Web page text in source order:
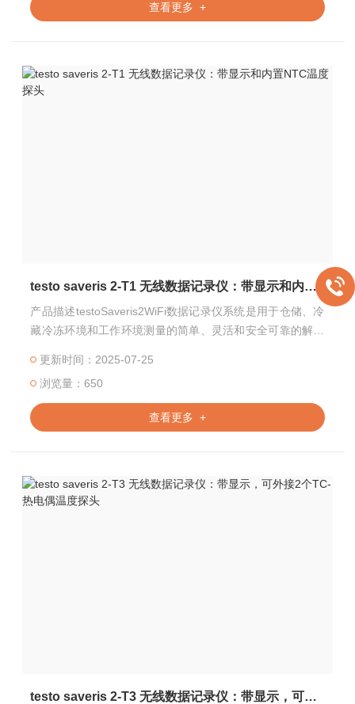
查看更多 +
testo saveris 2-T1 无线数据记录仪：带显示和内置NTC温度探头
产品描述testoSaveris2WiFi数据记录仪系统是用于仓储、冷
藏冷冻环境和工作环境测量的简单、灵活和安全可靠的解决
更新时间：2025-07-25
浏览量：650
查看更多 +
testo saveris 2-T3 无线数据记录仪：带显示，可外接2个TC-热电偶温度探头